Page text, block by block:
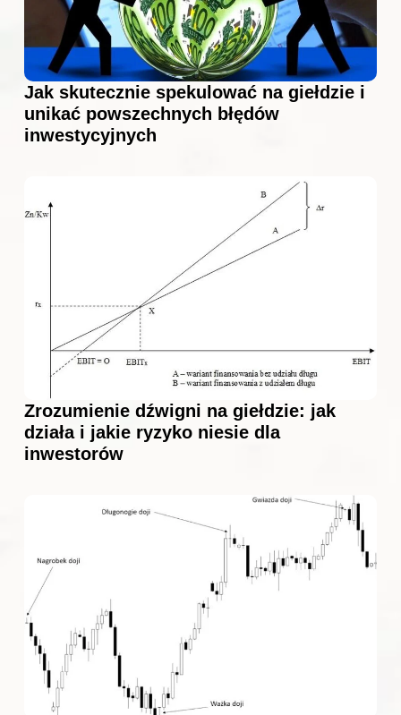
Jak skutecznie spekulować na giełdzie i
unikać powszechnych błędów
inwestycyjnych
Zrozumienie dźwigni na giełdzie: jak
działa i jakie ryzyko niesie dla
inwestorów